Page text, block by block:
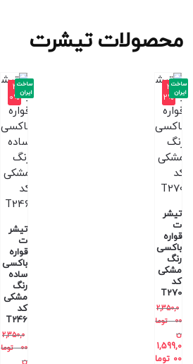
محصولات تیشرت
-3
2%
تیشر
ت
قواره
باکسی
رنگ
مشکی
کد
T270
2,350,0
00
توما
ن
1,599,0
00 توما
ساخت
ایران
-4
0%
تیشر
ت
قواره
باکسی
ساده
رنگ
مشکی
کد
T246
2,350,0
00
توما
ن
ساخت
ایران